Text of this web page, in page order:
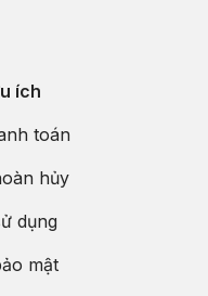
ích
toán
hủy
dụng
mật